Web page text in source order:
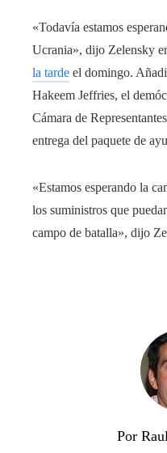
«Todavía estamos
Ucrania», dijo Zelensky
la tarde el domingo.
Hakeem Jeffries, el
Cámara de
entrega del paquete de
«Estamos esperando la
los suministros que
campo de batalla», dijo
Por